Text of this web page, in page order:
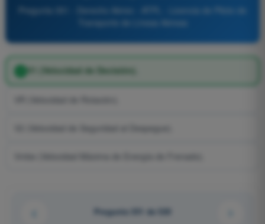
Pregunta 351 - Derecho Aéreo - ATPL - Licencia de Piloto de
V1 (Velocidad de Decisión).
Pregunta 351 de 520